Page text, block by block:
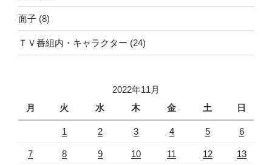
面子 (8)
ＴＶ番組内・キャラクター (24)
2022年11月
月
火 水 木 金 土 日
1 2 3 4 5 6
7 8 9 10 11 12 13